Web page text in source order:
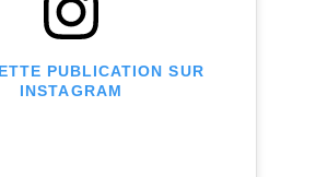
PUBLICATION SUR
INSTAGRAM